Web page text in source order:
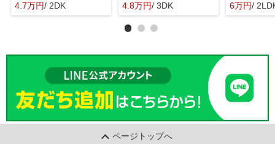
4.7万円/ 2DK
4.8万円/ 3DK
6万円/
ページトップへ